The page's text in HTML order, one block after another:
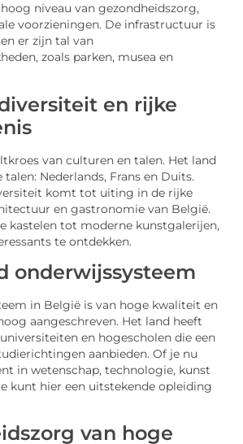
niveau van gezondheidszorg,
voorzieningen. De infrastructuur is
er zijn tal van
zoals parken, musea en
en rijke
van culturen en talen. Het land
Nederlands, Frans en Duits.
komt tot uiting in de rijke
en gastronomie van België.
kastelen tot moderne kunstgalerijen,
te ontdekken.
onderwijssysteem
in België is van hoge kwaliteit en
aangeschreven. Het land heeft
en hogescholen die een
aanbieden. Of je nu
in wetenschap, technologie, kunst
kunt hier een uitstekende opleiding
van hoge